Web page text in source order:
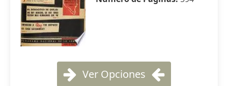
Ver Opciones